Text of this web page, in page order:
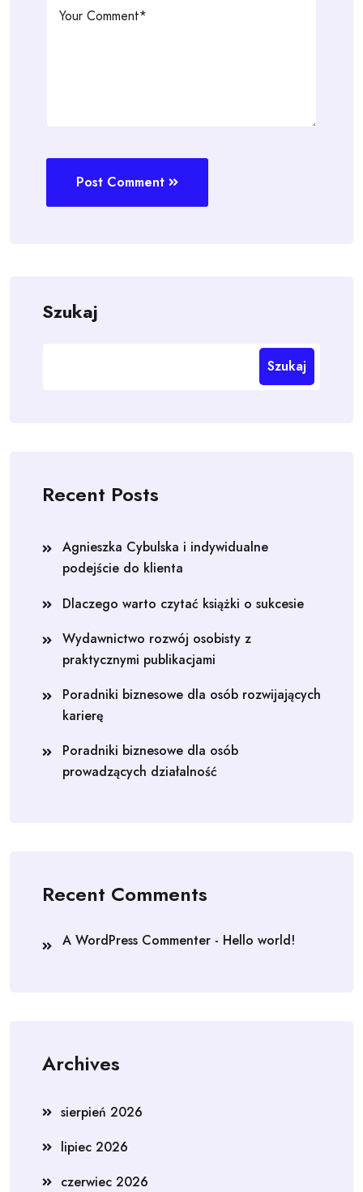
Post Comment
Szukaj
Szukaj
Recent Posts
Agnieszka Cybulska i indywidualne
podejście do klienta
Dlaczego warto czytać książki o sukcesie
Wydawnictwo rozwój osobisty z
praktycznymi publikacjami
Poradniki biznesowe dla osób rozwijających
karierę
Poradniki biznesowe dla osób
prowadzących działalność
Recent Comments
A WordPress Commenter - Hello world!
Archives
sierpień 2026
lipiec 2026
czerwiec 2026